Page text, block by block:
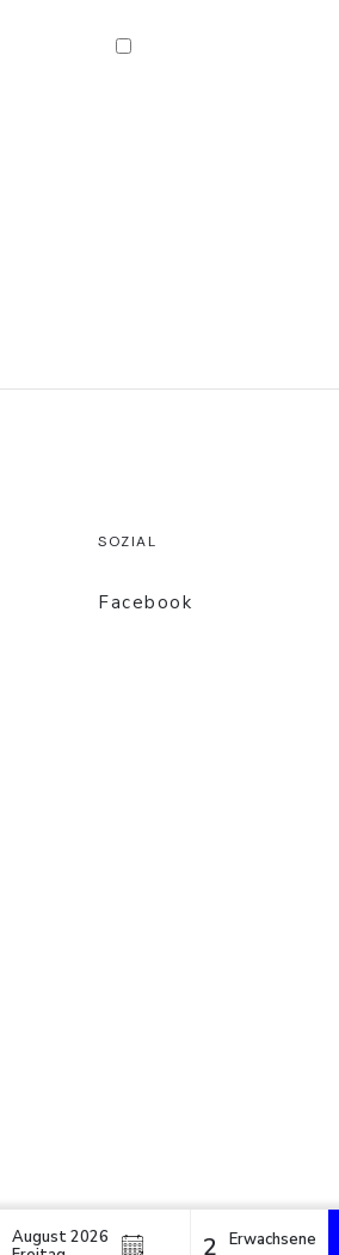
SOZIAL
Facebook
August 2026
2 Erwachsene